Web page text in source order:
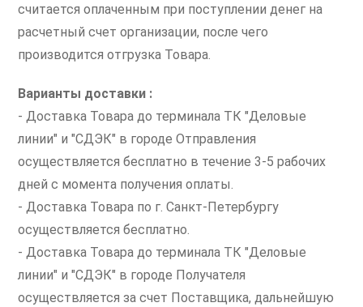
считается оплаченным при поступлении денег на
расчетный счет организации, после чего
производится отгрузка Товара.
Варианты доставки :
- Доставка Товара до терминала ТК "Деловые
линии" и "СДЭК" в городе Отправления
осуществляется бесплатно в течение 3-5 рабочих
дней с момента получения оплаты.
- Доставка Товара по г. Санкт-Петербургу
осуществляется бесплатно.
- Доставка Товара до терминала ТК "Деловые
линии" и "СДЭК" в городе Получателя
осуществляется за счет Поставщика, дальнейшую